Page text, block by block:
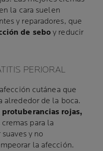
la cara suelen
y reparadores, que
de sebo y reducir
PERIORAL
cutánea que
alrededor de la boca.
protuberancias rojas,
cremas para la
y no
la afección.